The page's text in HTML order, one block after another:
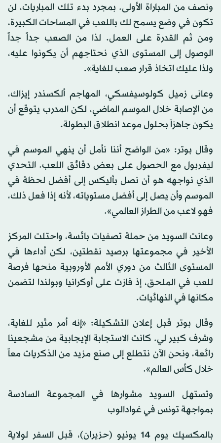
ونصف من المباراة الأولى. بمجرد بدء تلك المباريات، لن
تكون في وضع يسمح لك باللعب في المساحات الكبيرة،
ومن ثم القدرة على العمل. لذا من الصعب جداً جداً
الوصول إلى المستوى الذي نحتاجهم أن يكونوا عليه،
ولذا عليك اتخاذ قرار صعب للغاية».
وعانى زميل كولوسيفسكي، المهاجم ألكسندر إيزاك،
من الإصابة خلال الموسم الماضي، لكن المدرب يتوقع أن
يكون جاهزاً بحلول موعد انطلاق البطولة.
وقال بوتر: «من الواضح أننا نأمل أن ينهي الموسم في
ليفربول مع الحصول على بعض دقائق اللعب. التحدي
الذي نواجهه هو أن نصل بأليكس إلى أفضل لحظة في
الموسم وأن يصل إلى أفضل مستوياته، لأنه إذا فعل ذلك،
فهو لاعب من الطراز العالمي».
وعانت السويد من حملة تصفيات بائسة، واحتلت المركز
الأخير في مجموعتها برصيد نقطتين، لكن أداءها في
المستوى الثالث من دوري الأمم الأوروبية منحها فرصة
للعب في الملحق، إذ فازت على أوكرانيا وبولندا لتضمن
مكانها في النهائيات.
وقال بوتر قبل إعلان التشكيلة: «إنه أمر مثير للغاية،
وشرف كبير لي. كانت الاستجابة الإيجابية من مشجعينا
رائعة، ونحن الآن نتطلع إلى صنع مزيد من الذكريات معاً
خلال كأس العالم».
وتستهل السويد مشوارها في المجموعة السادسة
بمواجهة تونس في غوادالوب
بالمكسيك يوم 14 يونيو (حزيران)، قبل السفر لولاية